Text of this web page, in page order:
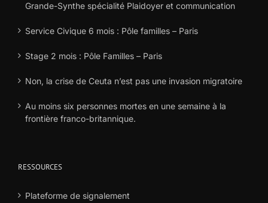
Grande-Synthe spécialité Plaidoyer et communication
Service Civique 6 mois : Pôle familles – Paris
Stage 2 mois : Pôle Familles – Paris
Non, la crise de Ceuta n’est pas une invasion migratoire
Au moins six personnes mortes en une semaine à la
frontière franco-britannique.
RESSOURCES
Plateforme de signalement